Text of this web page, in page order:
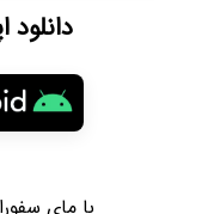
با مای